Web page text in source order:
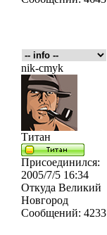
nik-cmyk
Титан
Присоединился:
2005/7/5 16:34
Откуда Великий
Новгород
Сообщений: 4233